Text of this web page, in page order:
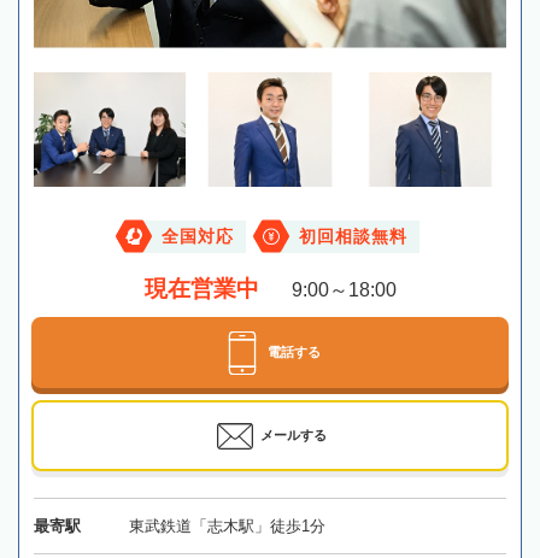
全国対応 初回相談無料
現在営業中 9:00～18:00
電話する
メールする
最寄駅 東武鉄道「志木駅」徒歩1分